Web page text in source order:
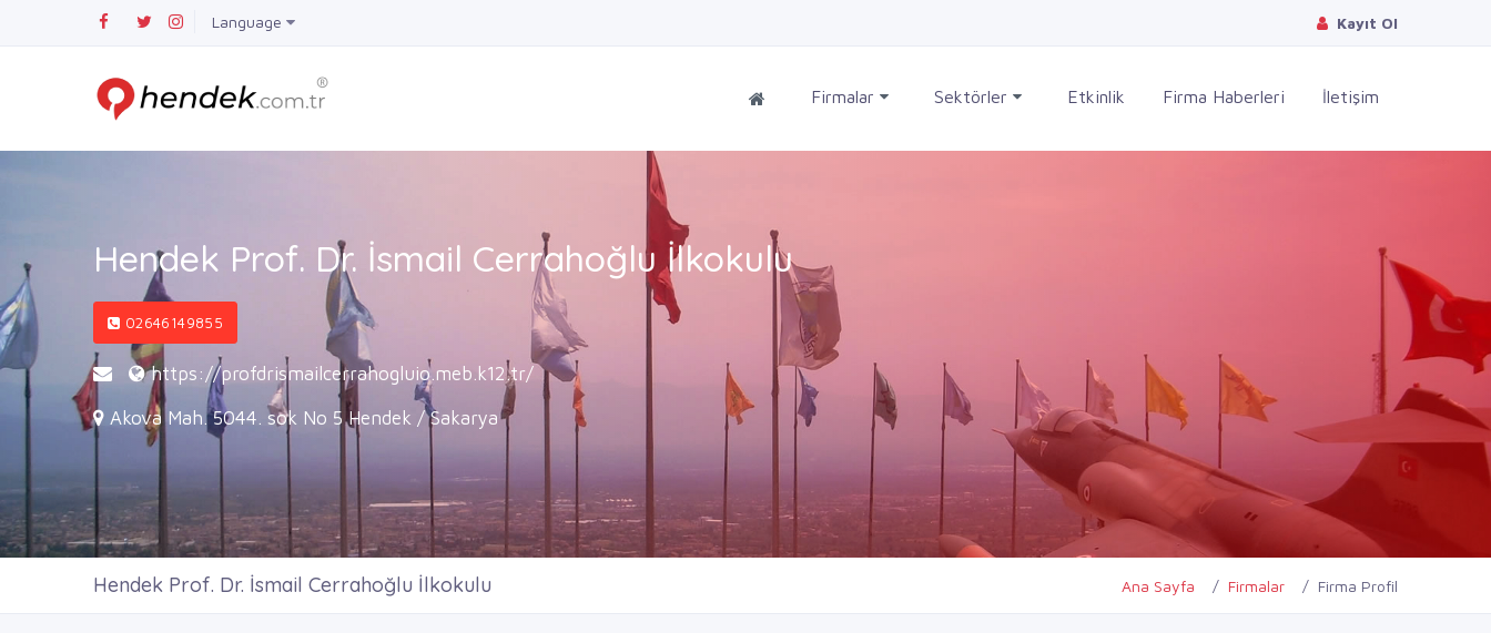
Language Kayıt Ol
Firmalar Sektörler Etkinlik Firma Haberleri İletişim
Hendek Prof. Dr. İsmail Cerrahoğlu İlkokulu
02646149855
https://profdrismailcerrahogluio.meb.k12.tr/
Akova Mah. 5044. sok No 5 Hendek / Sakarya
Hendek Prof. Dr. İsmail Cerrahoğlu İlkokulu Ana Sayfa Firmalar Firma Profil